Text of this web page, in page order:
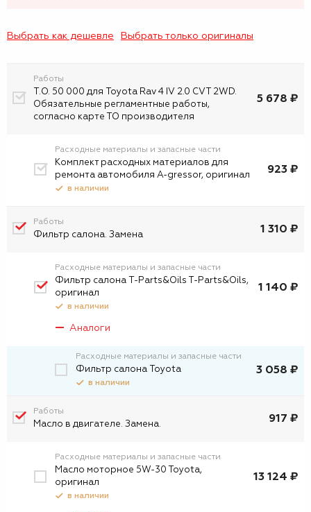
Выбрать как дешевле Выбрать только оригиналы
Работы
Т.О. 50 000 для Toyota Rav 4 IV 2.0 CVT 2WD.
Обязательные регламентные работы,
согласно карте ТО производителя
5 678 ₽
Расходные материалы и запасные части
Комплект расходных материалов для
ремонта автомобиля A-gressor, оригинал
в наличии
923 ₽
Работы
Фильтр салона. Замена 1 310 ₽
Расходные материалы и запасные части
Фильтр салона T-Parts&Oils T-Parts&Oils,
оригинал
в наличии
1 140 ₽
Аналоги
Расходные материалы и запасные части
Фильтр салона Toyota
в наличии
3 058 ₽
Работы
Масло в двигателе. Замена. 917 ₽
Расходные материалы и запасные части
Масло моторное 5W-30 Toyota,
оригинал
в наличии
13 124 ₽